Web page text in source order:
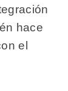
hace
el